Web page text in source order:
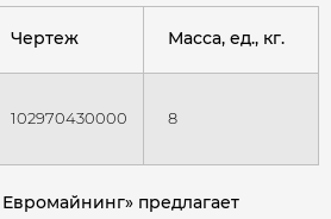
Чертеж Масса, ед., кг.
102970430000 8
предлагает